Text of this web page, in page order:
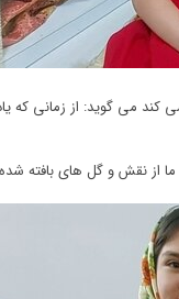
کند می گوید: از زمانی
از نقش و گل های